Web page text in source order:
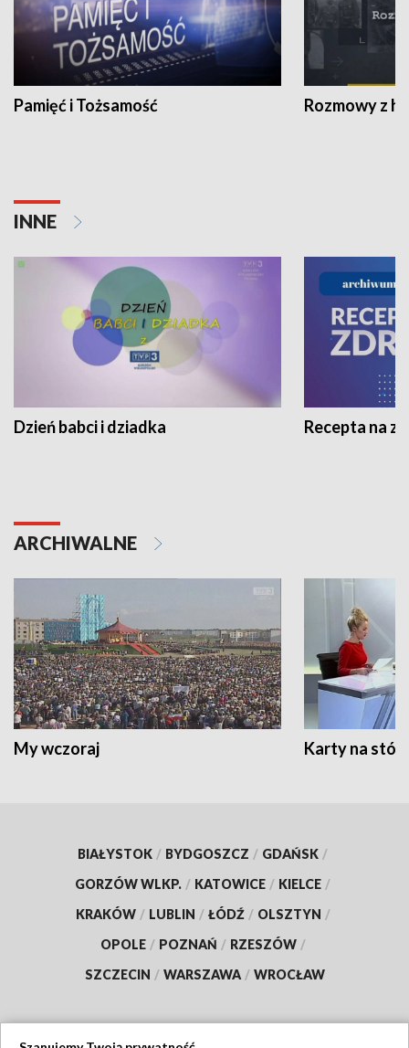
Pamięć i Tożsamość Rozmowy z
INNE
Dzień babci i dziadka Recepta na
ARCHIWALNE
My wczoraj Karty na
BIAŁYSTOK / BYDGOSZCZ / GDAŃSK /
GORZÓW WLKP. / KATOWICE / KIELCE /
KRAKÓW / LUBLIN / ŁÓDŹ / OLSZTYN /
OPOLE / POZNAŃ / RZESZÓW /
SZCZECIN / WARSZAWA / WROCŁAW